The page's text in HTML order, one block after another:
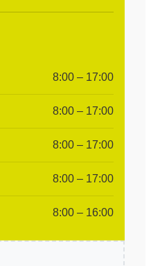
8:00 – 17:00
8:00 – 17:00
8:00 – 17:00
8:00 – 17:00
8:00 – 16:00